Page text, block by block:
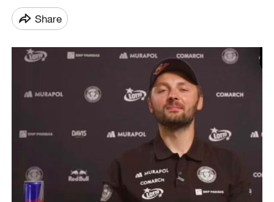
Share